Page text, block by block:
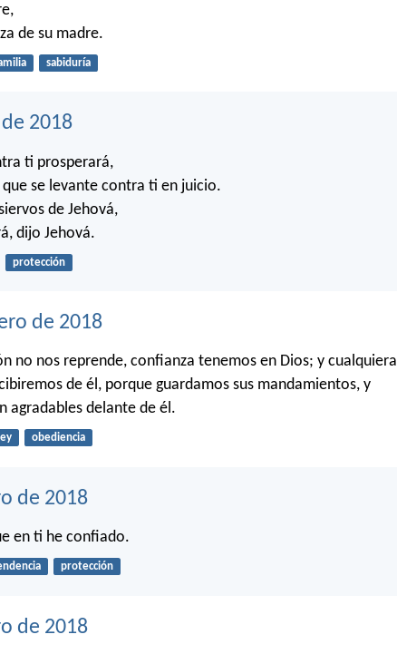
de su madre.
sabiduría
2018
ti prosperará,
se levante contra ti en juicio.
de Jehová,
dijo Jehová.
protección
de 2018
no nos reprende, confianza tenemos en Dios; y cualquiera
de él, porque guardamos sus mandamientos, y
agradables delante de él.
ley obediencia
de 2018
en ti he confiado.
protección
de 2018